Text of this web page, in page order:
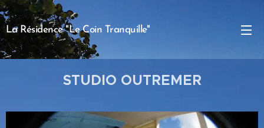
La Résidence "Le Coin Tranquille"
STUDIO OUTREMER